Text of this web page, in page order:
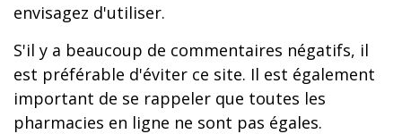
envisagez d'utiliser.
S'il y a beaucoup de commentaires négatifs, il
est préférable d'éviter ce site. Il est également
important de se rappeler que toutes les
pharmacies en ligne ne sont pas égales.